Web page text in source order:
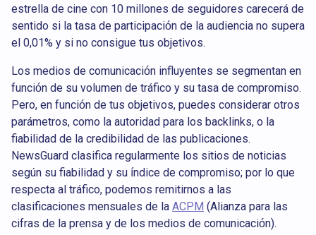
estrella de cine con 10 millones de seguidores carecerá de
sentido si la tasa de participación de la audiencia no supera
el 0,01% y si no consigue tus objetivos.
Los medios de comunicación influyentes se segmentan en
función de su volumen de tráfico y su tasa de compromiso.
Pero, en función de tus objetivos, puedes considerar otros
parámetros, como la autoridad para los backlinks, o la
fiabilidad de la credibilidad de las publicaciones.
NewsGuard clasifica regularmente los sitios de noticias
según su fiabilidad y su índice de compromiso; por lo que
respecta al tráfico, podemos remitirnos a las
clasificaciones mensuales de la ACPM (Alianza para las
cifras de la prensa y de los medios de comunicación).